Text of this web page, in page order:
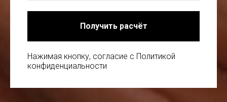
Получить расчёт
Нажимая кнопку, согласие с Политикой
конфиденциальности